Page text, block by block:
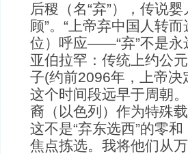
后稷（名“弃”），传说
顾”。“上帝弃中国人转
位）呼应——“弃”不是永
亚伯拉罕：传统上约公
子(约前2096年，上帝
这个时间段远早于周朝
裔（以色列）作为特殊
这不是“弃东选西”的零
焦点拣选。我将他们从